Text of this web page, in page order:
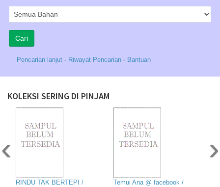
Pencarian lanjut - Riwayat Pencarian - Bantuan
KOLEKSI SERING DI PINJAM
RINDU TAK BERTEPI /
Temui Ana @ facebook /
‹ ›